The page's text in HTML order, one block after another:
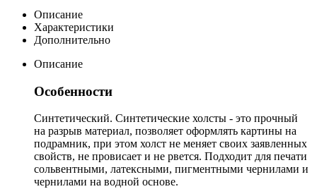
Описание
Характеристики
Дополнительно
Описание
Особенности
Синтетический. Синтетические холсты - это прочный
на разрыв материал, позволяет оформлять картины на
подрамник, при этом холст не меняет своих заявленных
свойств, не провисает и не рвется. Подходит для печати
сольвентными, латексными, пигментными чернилами и
чернилами на водной основе.